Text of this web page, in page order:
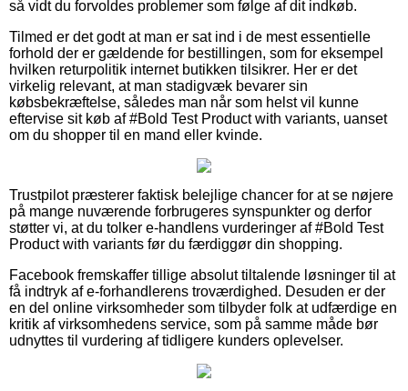
så vidt du forvoldes problemer som følge af dit indkøb.
Tilmed er det godt at man er sat ind i de mest essentielle
forhold der er gældende for bestillingen, som for eksempel
hvilken returpolitik internet butikken tilsikrer. Her er det
virkelig relevant, at man stadigvæk bevarer sin
købsbekræftelse, således man når som helst vil kunne
eftervise sit køb af #Bold Test Product with variants, uanset
om du shopper til en mand eller kvinde.
Trustpilot præsterer faktisk belejlige chancer for at se nøjere
på mange nuværende forbrugeres synspunkter og derfor
støtter vi, at du tolker e-handlens vurderinger af #Bold Test
Product with variants før du færdiggør din shopping.
Facebook fremskaffer tillige absolut tiltalende løsninger til at
få indtryk af e-forhandlerens troværdighed. Desuden er der
en del online virksomheder som tilbyder folk at udfærdige en
kritik af virksomhedens service, som på samme måde bør
udnyttes til vurdering af tidligere kunders oplevelser.